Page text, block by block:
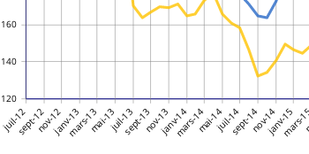
120
140
160
juil-12sept-12nov-12janv-13mars-13mai-13juil-13sept-13nov-13janv-14mars-14mai-14juil-14sept-14nov-14janv-15